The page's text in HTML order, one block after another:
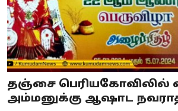
தஞ்சை பெரியகோவிலில்
அம்மனுக்கு ஆஷாட